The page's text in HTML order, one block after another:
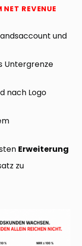
REVENUE R
und
Untergrenze
nach Logo
Erweiterung
zu